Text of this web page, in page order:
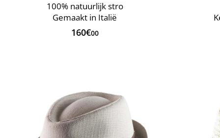
100% natuurlijk stro
Gemaakt in Italië
160€00